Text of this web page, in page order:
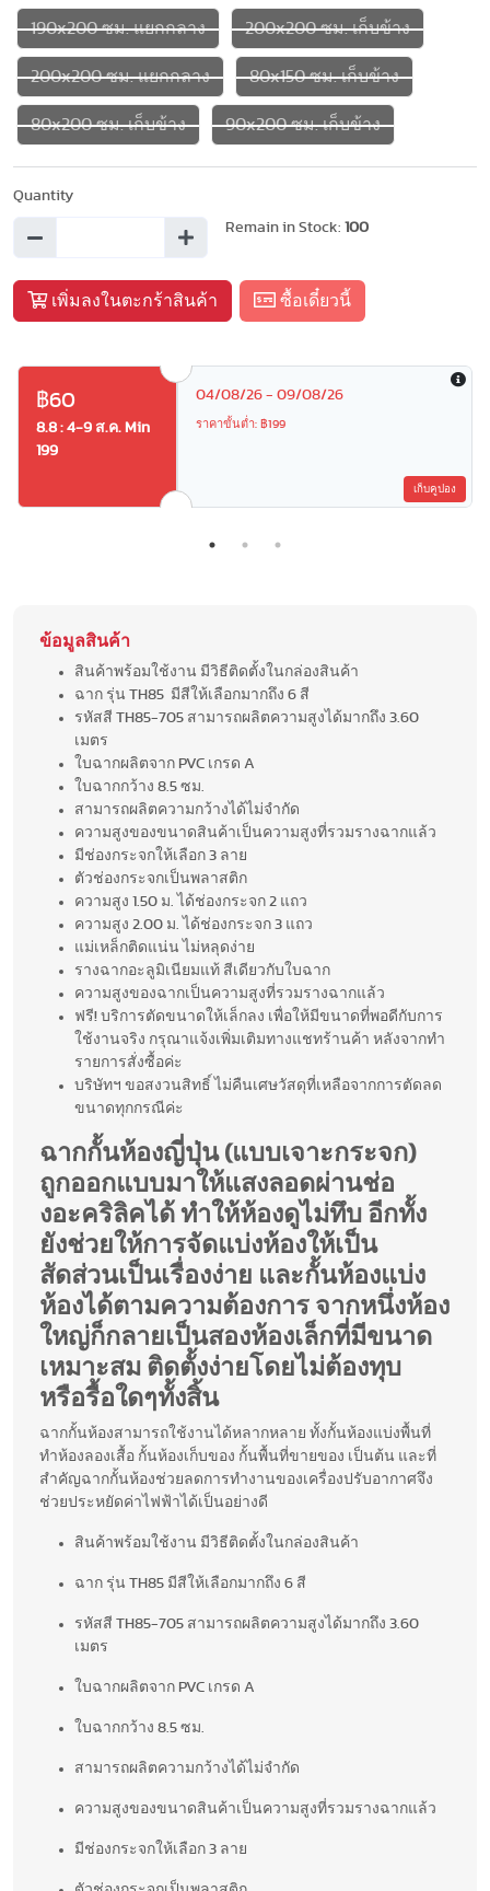
190x200 ซม. แยกกลาง 200x200 ซม. เก็บข้าง
200x200 ซม. แยกกลาง 80x150 ซม. เก็บข้าง
80x200 ซม. เก็บข้าง 90x200 ซม. เก็บข้าง
Quantity
Remain in Stock: 100
เพิ่มลงในตะกร้าสินค้า ซื้อเดี๋ยวนี้
฿60
8.8 : 4-9 ส.ค. Min
199
04/08/26 - 09/08/26
ราคาขั้นต่ำ: ฿199
เก็บคูปอง
ข้อมูลสินค้า
สินค้าพร้อมใช้งาน มีวิธีติดตั้งในกล่องสินค้า
ฉาก รุ่น TH85 มีสีให้เลือกมากถึง 6 สี
รหัสสี TH85-705 สามารถผลิตความสูงได้มากถึง 3.60
เมตร
ใบฉากผลิตจาก PVC เกรด A
ใบฉากกว้าง 8.5 ซม.
สามารถผลิตความกว้างได้ไม่จำกัด
ความสูงของขนาดสินค้าเป็นความสูงที่รวมรางฉากแล้ว
มีช่องกระจกให้เลือก 3 ลาย
ตัวช่องกระจกเป็นพลาสติก
ความสูง 1.50 ม. ได้ช่องกระจก 2 แถว
ความสูง 2.00 ม. ได้ช่องกระจก 3 แถว
แม่เหล็กติดแน่น ไม่หลุดง่าย
รางฉากอะลูมิเนียมแท้ สีเดียวกับใบฉาก
ความสูงของฉากเป็นความสูงที่รวมรางฉากแล้ว
ฟรี! บริการตัดขนาดให้เล็กลง เพื่อให้มีขนาดที่พอดีกับการ
ใช้งานจริง กรุณาแจ้งเพิ่มเติมทางแชทร้านค้า หลังจากทำ
รายการสั่งซื้อค่ะ
บริษัทฯ ขอสงวนสิทธิ์ ไม่คืนเศษวัสดุที่เหลือจากการตัดลด
ขนาดทุกกรณีค่ะ
ฉากกั้นห้องญี่ปุ่น (แบบเจาะกระจก)
ถูกออกแบบมาให้แสงลอดผ่านช่อ
งอะคริลิคได้ ทำให้ห้องดูไม่ทึบ อีกทั้ง
ยังช่วยให้การจัดแบ่งห้องให้เป็น
สัดส่วนเป็นเรื่องง่าย และกั้นห้องแบ่ง
ห้องได้ตามความต้องการ จากหนึ่งห้อง
ใหญ่ก็กลายเป็นสองห้องเล็กที่มีขนาด
เหมาะสม ติดตั้งง่ายโดยไม่ต้องทุบ
หรือรื้อใดๆทั้งสิ้น
ฉากกั้นห้องสามารถใช้งานได้หลากหลาย ทั้งกั้นห้องแบ่งพื้นที่
ทำห้องลองเสื้อ กั้นห้องเก็บของ กั้นพื้นที่ขายของ เป็นต้น และที่
สำคัญฉากกั้นห้องช่วยลดการทำงานของเครื่องปรับอากาศจึง
ช่วยประหยัดค่าไฟฟ้าได้เป็นอย่างดี
สินค้าพร้อมใช้งาน มีวิธีติดตั้งในกล่องสินค้า
ฉาก รุ่น TH85 มีสีให้เลือกมากถึง 6 สี
รหัสสี TH85-705 สามารถผลิตความสูงได้มากถึง 3.60
เมตร
ใบฉากผลิตจาก PVC เกรด A
ใบฉากกว้าง 8.5 ซม.
สามารถผลิตความกว้างได้ไม่จำกัด
ความสูงของขนาดสินค้าเป็นความสูงที่รวมรางฉากแล้ว
มีช่องกระจกให้เลือก 3 ลาย